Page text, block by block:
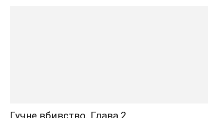
Гучне вбивство. Глава 2